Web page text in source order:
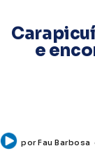
e
porFau Barbosa